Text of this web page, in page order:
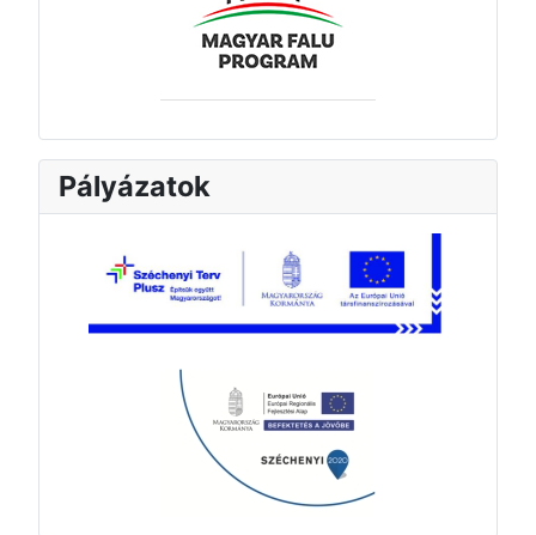
Pályázatok